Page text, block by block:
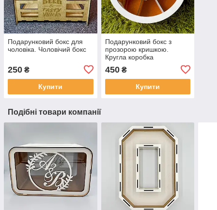
Подарунковий бокс для
чоловіка. Чоловічий бокс
250 ₴
Купити
Подарунковий бокс з
прозорою кришкою.
Кругла коробка
450₴
Купити
Подібні товари компанії